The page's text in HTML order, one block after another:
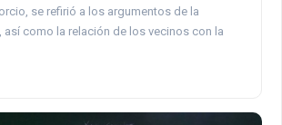
se refirió a los argumentos de la
así como la relación de los vecinos con la